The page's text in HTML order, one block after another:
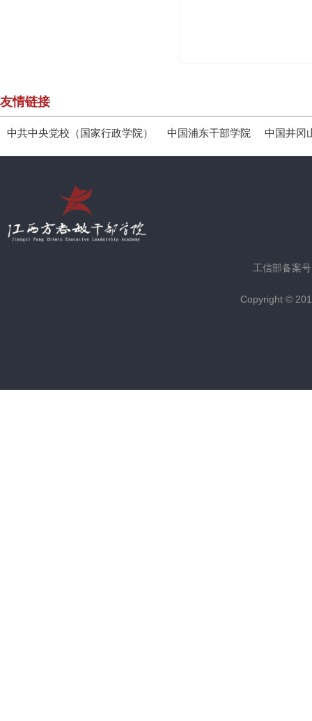
友情链接
中共中央党校（国家行政学院） 中国浦东干部学院 中国井冈
工信部备案
Copyright ©